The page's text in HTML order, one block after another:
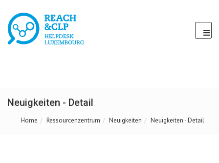
Neuigkeiten - Detail
Home Ressourcenzentrum Neuigkeiten Neuigkeiten - Detail